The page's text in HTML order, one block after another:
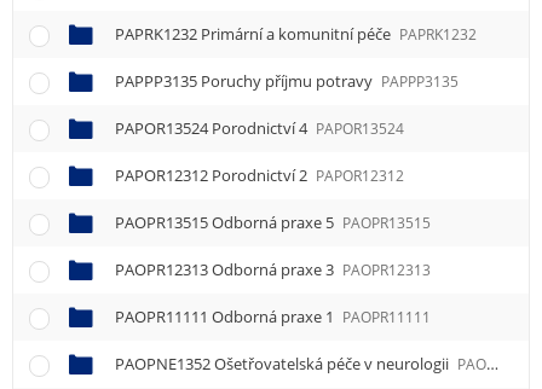
PAPRK1232 Primární a komunitní péče PAPRK1232
PAPPP3135 Poruchy příjmu potravy PAPPP3135
PAPOR13524 Porodnictví 4 PAPOR13524
PAPOR12312 Porodnictví 2 PAPOR12312
PAOPR13515 Odborná praxe 5 PAOPR13515
PAOPR12313 Odborná praxe 3 PAOPR12313
PAOPR11111 Odborná praxe 1 PAOPR11111
PAOPNE1352 Ošetřovatelská péče v neurologii PAOPNE1352